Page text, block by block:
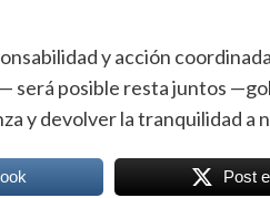
y acción
será posible resta juntos
y devolver la tranquilidad a
Post